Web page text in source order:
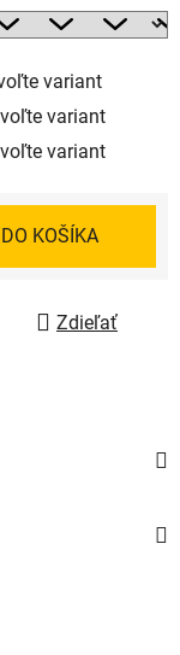
variant
variant
variant
DO KOŠÍKA
Zdieľať